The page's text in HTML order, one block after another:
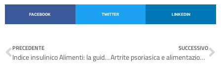
FACEBOOK TWITTER LINKEDIN
PRECEDENTE
Indice insulinico Alimenti: la guida completa
SUCCESSIVO
Artrite psoriasica e alimentazione: la guida completa